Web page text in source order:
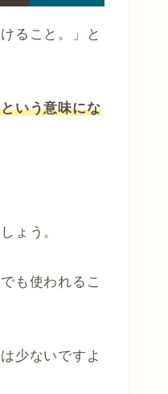
ること。」と
いう意味にな
ょう。
も使われるこ
少ないですよ